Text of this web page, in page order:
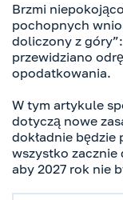
Brzmi
pochopnych
doliczony z
przewidziano
opodatkowania.
W tym artykule
dotyczą nowe
dokładnie
wszystko zacznie
aby 2027 rok nie